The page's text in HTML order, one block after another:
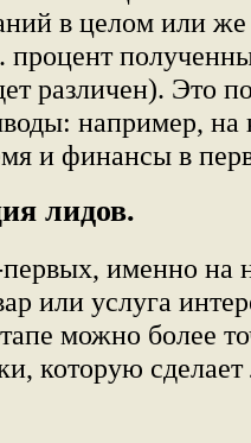
в целом или же
процент
различен). Это
например, на
и финансы в
лидов.
именно на
или услуга
можно более
которую сделает